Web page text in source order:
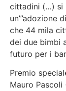
cittadini (…) si
un’”adozione
che 44 mila
dei due bimbi
futuro per i
Premio
Mauro